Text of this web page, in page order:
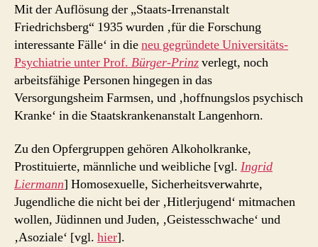
Mit der Auflösung der „Staats-Irrenanstalt
Friedrichsberg“ 1935 wurden ‚für die Forschung
interessante Fälle‘ in dieneu gegründete Universitäts-
Psychiatrie unter Prof. Bürger-Prinzverlegt, noch
arbeitsfähige Personen hingegen in das
Versorgungsheim Farmsen, und ‚hoffnungslos psychisch
Kranke‘ in die Staatskrankenanstalt Langenhorn.
Zu den Opfergruppen gehören Alkoholkranke,
Prostituierte, männliche und weibliche [vgl. Ingrid
Liermann] Homosexuelle, Sicherheitsverwahrte,
Jugendliche die nicht bei der ‚Hitlerjugend‘ mitmachen
wollen, Jüdinnen und Juden, ‚Geistesschwache‘ und
‚Asoziale‘ [vgl. hier].